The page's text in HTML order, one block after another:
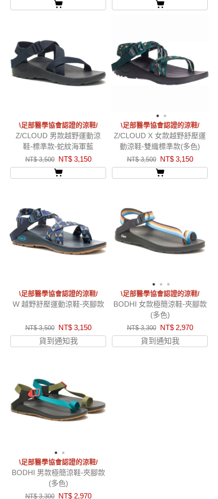
\足部醫學協會認證的涼鞋/
Z/CLOUD 男款越野運動涼
鞋-標準款-蛇紋海軍藍
NT$ 3,500 NT$ 3,150
\足部醫學協會認證的涼鞋/
Z/CLOUD X 女款越野舒壓運
動涼鞋-雙織標準款(多色)
NT$ 3,500 NT$ 3,150
\足部醫學協會認證的涼鞋/
W 越野舒壓運動涼鞋-夾腳款
NT$ 3,500
NT$ 3,150
貨到通知我
\足部醫學協會認證的涼鞋/
BODHI 女款極簡涼鞋-夾腳款
(多色)
NT$ 3,300
NT$ 2,970
貨到通知我
\足部醫學協會認證的涼鞋/
BODHI 男款極簡涼鞋-夾腳款
(多色)
NT$ 3,300
NT$ 2,970